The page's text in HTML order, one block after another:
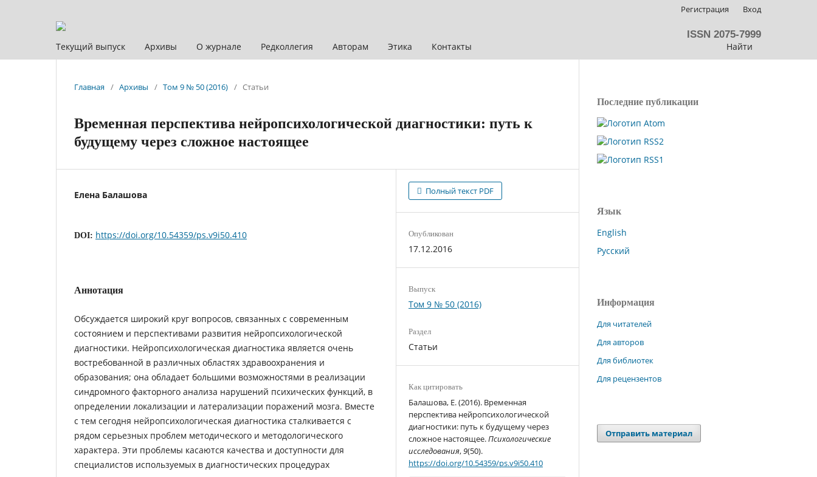
Текущий выпуск Архивы О журнале Редколлегия Авторам Этика Контакты Найти
Регистрация Вход
ISSN 2075-7999
Главная / Архивы / Том 9 № 50 (2016) / Статьи
Временная перспектива нейропсихологической диагностики: путь к
будущему через сложное настоящее
Елена Балашова
DOI: https://doi.org/10.54359/ps.v9i50.410
Аннотация
Обсуждается широкий круг вопросов, связанных с современным
состоянием и перспективами развития нейропсихологической
диагностики. Нейропсихологическая диагностика является очень
востребованной в различных областях здравоохранения и
образования; она обладает большими возможностями в реализации
синдромного факторного анализа нарушений психических функций, в
определении локализации и латерализации поражений мозга. Вместе
с тем сегодня нейропсихологическая диагностика сталкивается с
рядом серьезных проблем методического и методологического
характера. Эти проблемы касаются качества и доступности для
специалистов используемых в диагностических процедурах
Полный текст PDF
Опубликован
17.12.2016
Выпуск
Том 9 № 50 (2016)
Раздел
Статьи
Как цитировать
Балашова, Е. (2016). Временная
перспектива нейропсихологической
диагностики: путь к будущему через
сложное настоящее.Психологические
исследования,9(50).
https://doi.org/10.54359/ps.v9i50.410
Последние публикации
Язык
English
Русский
Информация
Для читателей
Для авторов
Для библиотек
Для рецензентов
Отправить материал